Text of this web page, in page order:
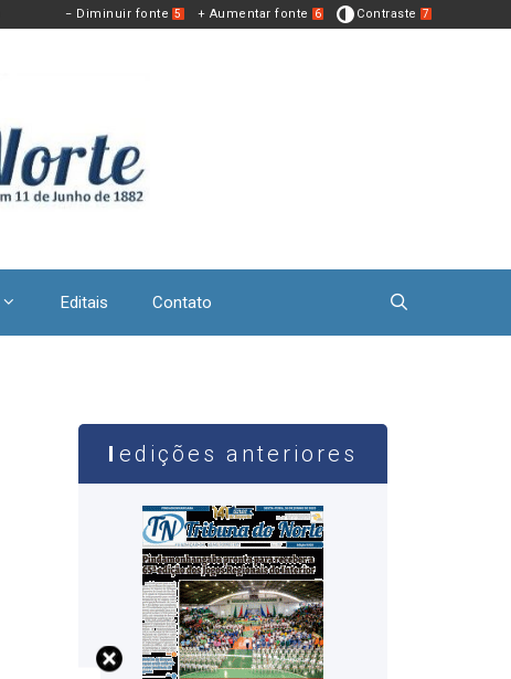
− Diminuir fonte 5 + Aumentar fonte 6 Contraste 7
Editais Contato
edições anteriores